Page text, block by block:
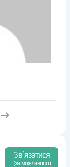
Зв`язатися
(за можливості)